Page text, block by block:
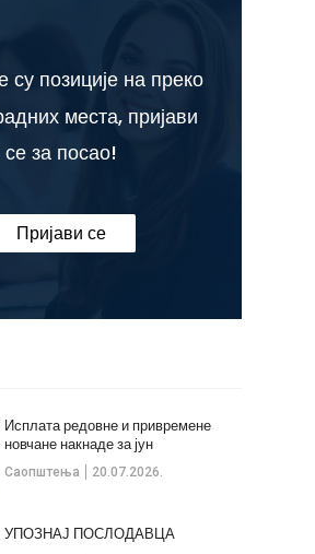
су позиције на преко
места, пријави
се за посао!
Пријави се
Саопштења 20.07.2026.
Исплата редовне и привремене
новчане накнаде за јун
УПОЗНАЈ ПОСЛОДАВЦА